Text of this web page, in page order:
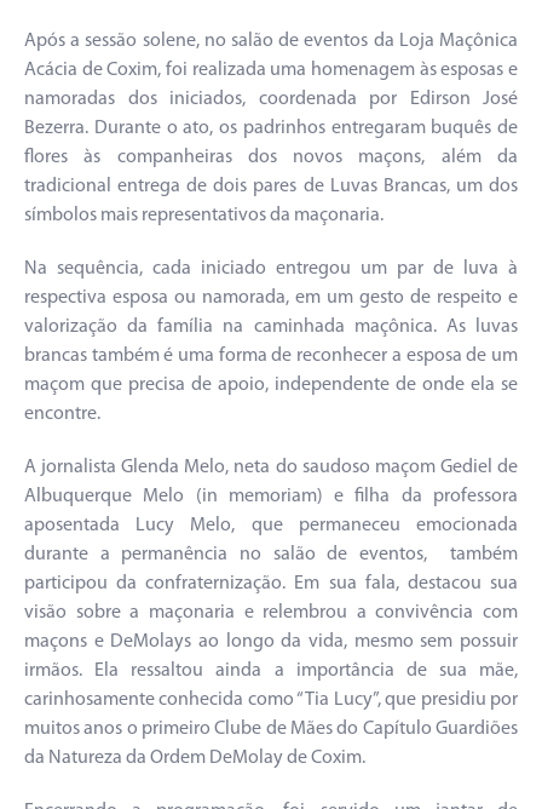
Após a sessão solene, no salão de eventos da Loja Maçônica
Acácia de Coxim, foi realizada uma homenagem às esposas e
namoradas dos iniciados, coordenada por Edirson José
Bezerra. Durante o ato, os padrinhos entregaram buquês de
flores às companheiras dos novos maçons, além da
tradicional entrega de dois pares de Luvas Brancas, um dos
símbolos mais representativos da maçonaria.
Na sequência, cada iniciado entregou um par de luva à
respectiva esposa ou namorada, em um gesto de respeito e
valorização da família na caminhada maçônica. As luvas
brancas também é uma forma de reconhecer a esposa de um
maçom que precisa de apoio, independente de onde ela se
encontre.
A jornalista Glenda Melo, neta do saudoso maçom Gediel de
Albuquerque Melo (in memoriam) e filha da professora
aposentada Lucy Melo, que permaneceu emocionada
durante a permanência no salão de eventos, também
participou da confraternização. Em sua fala, destacou sua
visão sobre a maçonaria e relembrou a convivência com
maçons e DeMolays ao longo da vida, mesmo sem possuir
irmãos. Ela ressaltou ainda a importância de sua mãe,
carinhosamente conhecida como “Tia Lucy”, que presidiu por
muitos anos o primeiro Clube de Mães do Capítulo Guardiões
da Natureza da Ordem DeMolay de Coxim.